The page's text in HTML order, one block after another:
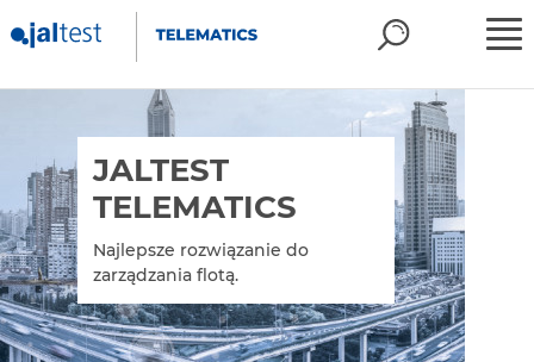
JALTEST
TELEMATICS
Najlepsze rozwiązanie do
zarządzania flotą.